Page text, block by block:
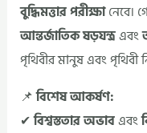
বুদ্ধিমত্তার পরীক্ষানেবে।
আন্তর্জাতিক ষড়যন্ত্রএবং
পৃথিবীর মানুষ এবং পৃথিবী
📌বিশেষ আকর্ষণ:
✔বিশ্বস্ততার অভাবএবং